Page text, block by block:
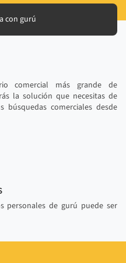
con gurú
comercial más grande de
la solución que necesitas de
búsquedas comerciales desde
personales de gurú puede ser